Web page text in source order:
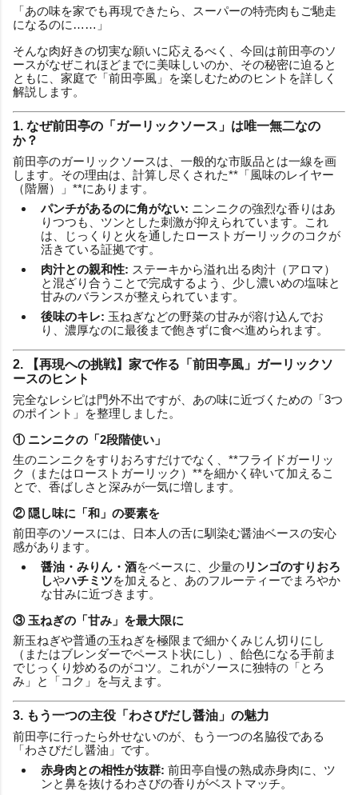
「あの味を家でも再現できたら、スーパーの特売肉もご馳走
になるのに……」
そんな肉好きの切実な願いに応えるべく、今回は前田亭のソ
ースがなぜこれほどまでに美味しいのか、その秘密に迫ると
ともに、家庭で「前田亭風」を楽しむためのヒントを詳しく
解説します。
1. なぜ前田亭の「ガーリックソース」は唯一無二なの
か？
前田亭のガーリックソースは、一般的な市販品とは一線を画
します。その理由は、計算し尽くされた**「風味のレイヤー
（階層）」**にあります。
パンチがあるのに角がない: ニンニクの強烈な香りはあ
りつつも、ツンとした刺激が抑えられています。これ
は、じっくりと火を通したローストガーリックのコクが
活きている証拠です。
肉汁との親和性: ステーキから溢れ出る肉汁（アロマ）
と混ざり合うことで完成するよう、少し濃いめの塩味と
甘みのバランスが整えられています。
後味のキレ: 玉ねぎなどの野菜の甘みが溶け込んでお
り、濃厚なのに最後まで飽きずに食べ進められます。
2. 【再現への挑戦】家で作る「前田亭風」ガーリックソ
ースのヒント
完全なレシピは門外不出ですが、あの味に近づくための「3つ
のポイント」を整理しました。
① ニンニクの「2段階使い」
生のニンニクをすりおろすだけでなく、**フライドガーリッ
ク（またはローストガーリック）**を細かく砕いて加えるこ
とで、香ばしさと深みが一気に増します。
② 隠し味に「和」の要素を
前田亭のソースには、日本人の舌に馴染む醤油ベースの安心
感があります。
醤油・みりん・酒をベースに、少量のリンゴのすりおろ
しやハチミツを加えると、あのフルーティーでまろやか
な甘みに近づきます。
③ 玉ねぎの「甘み」を最大限に
新玉ねぎや普通の玉ねぎを極限まで細かくみじん切りにし
（またはブレンダーでペースト状にし）、飴色になる手前ま
でじっくり炒めるのがコツ。これがソースに独特の「とろ
み」と「コク」を与えます。
3. もう一つの主役「わさびだし醤油」の魅力
前田亭に行ったら外せないのが、もう一つの名脇役である
「わさびだし醤油」です。
赤身肉との相性が抜群: 前田亭自慢の熟成赤身肉に、ツ
ンと鼻を抜けるわさびの香りがベストマッチ。